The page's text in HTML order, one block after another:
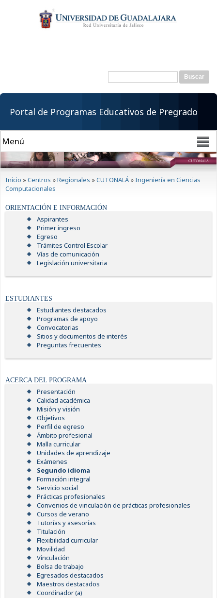
contenido
principal
Formulario de
Buscar
Portal de Programas Educativos de Pregrado
Inicio »Centros »Regionales »CUTONALÁ »Ingeniería en Ciencias
Computacionales
ORIENTACIÓN E INFORMACIÓN
Aspirantes
Primer ingreso
Egreso
Trámites Control Escolar
Vías de comunicación
Legislación universitaria
ESTUDIANTES
Estudiantes destacados
Programas de apoyo
Convocatorias
Sitios y documentos de interés
Preguntas frecuentes
ACERCA DEL PROGRAMA
Presentación
Calidad académica
Misión y visión
Objetivos
Perfil de egreso
Ámbito profesional
Malla curricular
Unidades de aprendizaje
Exámenes
Segundo idioma
Formación integral
Servicio social
Prácticas profesionales
Convenios de vinculación de prácticas profesionales
Cursos de verano
Tutorías y asesorías
Titulación
Flexibilidad curricular
Movilidad
Vinculación
Bolsa de trabajo
Egresados destacados
Maestros destacados
Coordinador (a)